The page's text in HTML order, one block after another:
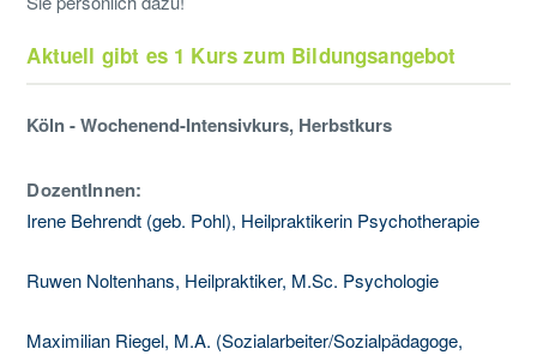
Aktuell gibt es 1 Kurs zum Bildungsangebot
Köln - Wochenend-Intensivkurs, Herbstkurs
DozentInnen:
Irene Behrendt (geb. Pohl), Heilpraktikerin Psychotherapie
Ruwen Noltenhans, Heilpraktiker, M.Sc. Psychologie
Maximilian Riegel, M.A. (Sozialarbeiter/Sozialpädagoge,